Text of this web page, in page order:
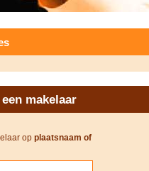
makelaar
op plaatsnaam of